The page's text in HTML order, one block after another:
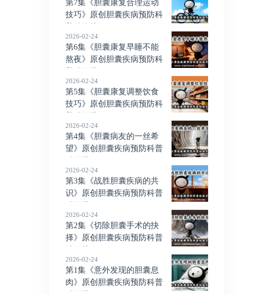
第7集《胆囊康复合理运动
技巧》原创胆囊疾病预防科
2026-02-24
第6集《胆囊康复早睡不能
熬夜》原创胆囊疾病预防科
2026-02-24
第5集《胆囊康复调整饮食
技巧》原创胆囊疾病预防科
2026-02-24
第4集《胆囊病友的一丝希
望》原创胆囊疾病预防科普
2026-02-24
第3集《战胜胆囊疾病的共
识》原创胆囊疾病预防科普
2026-02-24
第2集《切除胆囊手术的抉
择》原创胆囊疾病预防科普
2026-02-24
第1集《意外发现的胆囊息
肉》原创胆囊疾病预防科普